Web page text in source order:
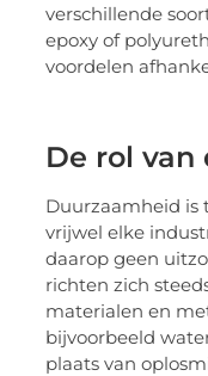
verschillende
epoxy of
voordelen
De rol
Duurzaamheid is
vrijwel elke
daarop geen
richten zich
materialen en
bijvoorbeeld
plaats van